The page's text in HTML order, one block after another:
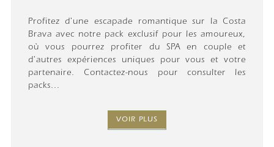
Profitez d'une escapade romantique sur la Costa
Brava avec notre pack exclusif pour les amoureux,
où vous pourrez profiter du SPA en couple et
d'autres expériences uniques pour vous et votre
partenaire. Contactez-nous pour consulter les
packs...
VOIR PLUS